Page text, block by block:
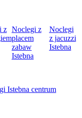
z Noclegi z
placem
zabaw
Istebna
Noclegi
z jacuzzi
Istebna
Istebna centrum